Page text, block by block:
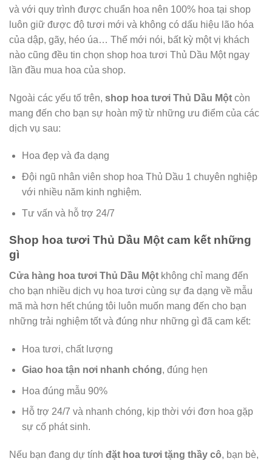
và với quy trình được chuẩn hoa nên 100% hoa tại shop
luôn giữ được độ tươi mới và không có dấu hiệu lão hóa
của dập, gãy, héo úa… Thế mới nói, bất kỳ một vị khách
nào cũng đều tin chọn shop hoa tươi Thủ Dầu Một ngay
lần đầu mua hoa của shop.
Ngoài các yếu tố trên, shop hoa tươi Thủ Dầu Một còn
mang đến cho bạn sự hoàn mỹ từ những ưu điểm của các
dịch vụ sau:
Hoa đẹp và đa dạng
Đội ngũ nhân viên shop hoa Thủ Dầu 1 chuyên nghiệp
với nhiều năm kinh nghiệm.
Tư vấn và hỗ trợ 24/7
Shop hoa tươi Thủ Dầu Một cam kết những
gì
Cửa hàng hoa tươi Thủ Dầu Một không chỉ mang đến
cho bạn nhiều dịch vụ hoa tươi cùng sự đa dạng về mẫu
mã mà hơn hết chúng tôi luôn muốn mang đến cho bạn
những trải nghiệm tốt và đúng như những gì đã cam kết:
Hoa tươi, chất lượng
Giao hoa tận nơi nhanh chóng, đúng hẹn
Hoa đúng mẫu 90%
Hỗ trợ 24/7 và nhanh chóng, kịp thời với đơn hoa gặp
sự cố phát sinh.
Nếu bạn đang dự tính đặt hoa tươi tặng thầy cô, bạn bè,